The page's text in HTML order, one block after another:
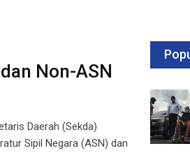
Non-ASN
Daerah (Sekda)
Sipil Negara (ASN) dan